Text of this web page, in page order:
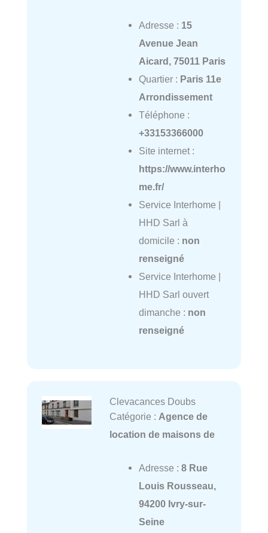
Adresse : 15
Avenue Jean
Aicard, 75011 Paris
Quartier : Paris 11e
Arrondissement
Téléphone :
+33153366000
Site internet :
https://www.interho
me.fr/
Service Interhome |
HHD Sarl à
domicile : non
renseigné
Service Interhome |
HHD Sarl ouvert
dimanche : non
renseigné
Clevacances Doubs
Catégorie : Agence de
location de maisons de
Adresse : 8 Rue
Louis Rousseau,
94200 Ivry-sur-
Seine